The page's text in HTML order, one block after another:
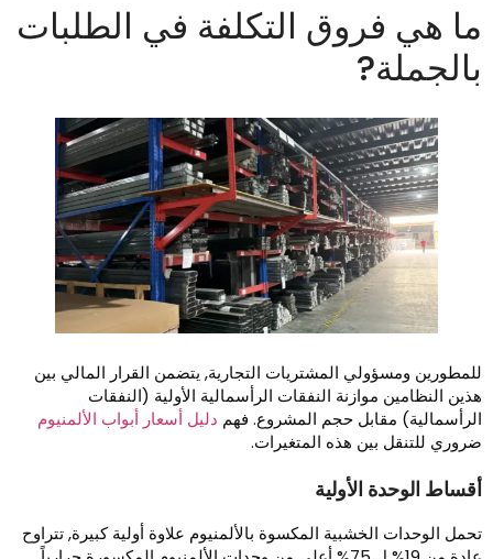
هي فروق التكلفة في الطلبات
ومسؤولي المشتريات التجارية, يتضمن القرار المالي بين
النظامين موازنة النفقات الرأسمالية الأولية (النفقات
مقابل حجم المشروع. فهمدليل أسعار أبواب الألمنيوم
للتنقل بين هذه المتغيرات.
الوحدة الأولية
الوحدات الخشبية المكسوة بالألمنيوم علاوة أولية كبيرة, تتراوح